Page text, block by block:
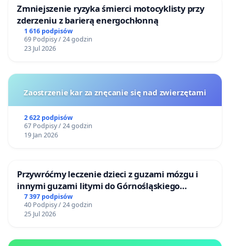
Zmniejszenie ryzyka śmierci motocyklisty przy
zderzeniu z barierą energochłonną
1 616 podpisów
69 Podpisy / 24 godzin
23 Jul 2026
Zaostrzenie kar za znęcanie się nad zwierzętami
2 622 podpisów
67 Podpisy / 24 godzin
19 Jan 2026
Przywróćmy leczenie dzieci z guzami mózgu i
innymi guzami litymi do Górnośląskiego
Centrum Zdrowia Dziecka w Katowicach
7 397 podpisów
40 Podpisy / 24 godzin
25 Jul 2026